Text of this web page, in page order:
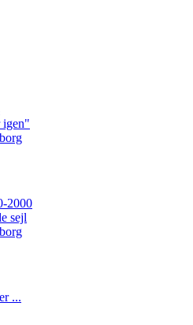
igen"
2000
sejl
...